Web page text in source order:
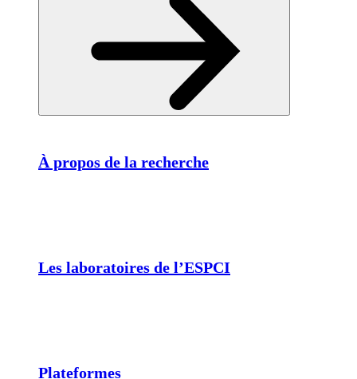
À propos de la recherche
Les laboratoires de l’ESPCI
Plateformes